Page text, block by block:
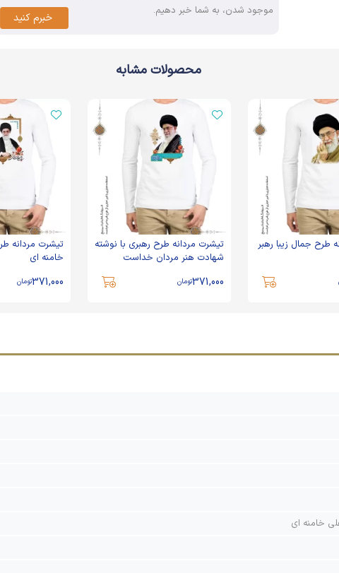
موجود شدن، به شما خبر دهیم.
خبرم کنید
محصولات مشابه
طرح جمال زیبا رهبر
تیشرت مردانه طرح رهبری با نوشته
شهادت هنر مردان خداست
371,000تومان
تیشرت مردانه
خامنه ای
371,000تومان
خامنه ای